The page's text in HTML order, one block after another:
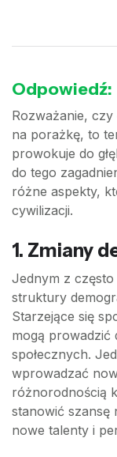
Odpowiedź:
Rozważanie,
na porażkę, to
prowokuje do
do tego
różne aspekty,
cywilizacji.
1. Zmiany
Jednym z
struktury
Starzejące się
mogą prowadzić
społecznych.
wprowadzać
różnorodnością
stanowić szansę
nowe talenty i